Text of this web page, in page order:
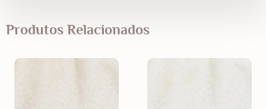
Produtos Relacionados